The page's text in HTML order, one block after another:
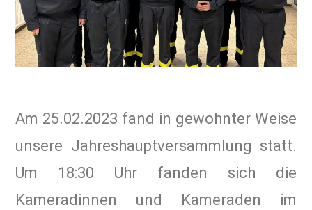
Am 25.02.2023 fand in gewohnter Weise
unsere Jahreshauptversammlung statt.
Um 18:30 Uhr fanden sich die
Kameradinnen und Kameraden im